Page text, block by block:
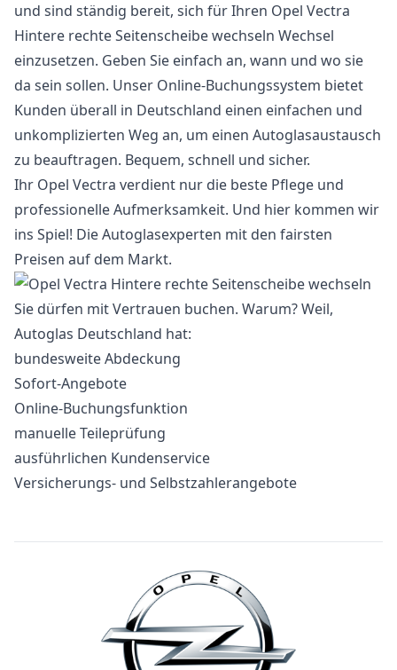
und sind ständig bereit, sich für Ihren Opel Vectra
Hintere rechte Seitenscheibe wechseln Wechsel
einzusetzen. Geben Sie einfach an, wann und wo sie
da sein sollen. Unser Online-Buchungssystem bietet
Kunden überall in Deutschland einen einfachen und
unkomplizierten Weg an, um einen Autoglasaustausch
zu beauftragen. Bequem, schnell und sicher.
Ihr Opel Vectra verdient nur die beste Pflege und
professionelle Aufmerksamkeit. Und hier kommen wir
ins Spiel! Die Autoglasexperten mit den fairsten
Preisen auf dem Markt.
Sie dürfen mit Vertrauen buchen. Warum? Weil,
Autoglas Deutschland hat:
bundesweite Abdeckung
Sofort-Angebote
Online-Buchungsfunktion
manuelle Teileprüfung
ausführlichen Kundenservice
Versicherungs- und Selbstzahlerangebote